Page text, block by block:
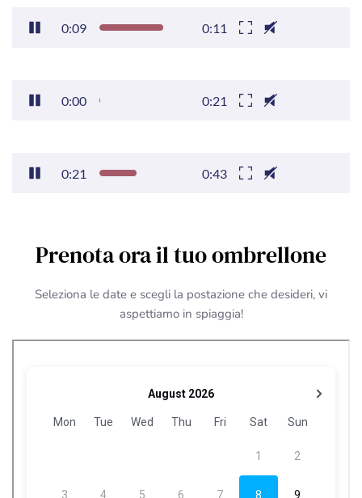
0:10 0:11
0:00 0:21
0:22 0:43
Prenota ora il tuo ombrellone
Seleziona le date e scegli la postazione che desideri, vi
aspettiamo in spiaggia!